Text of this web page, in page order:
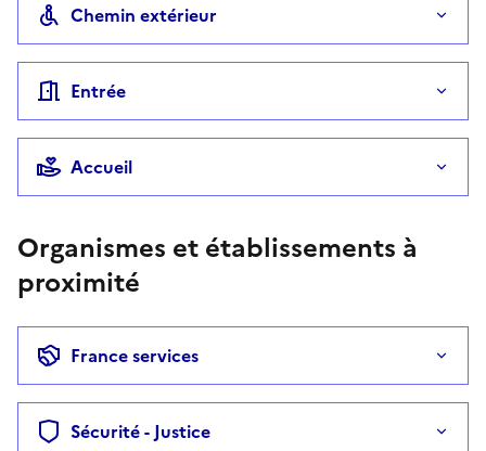
Chemin extérieur
Entrée
Accueil
Organismes et établissements à
proximité
France services
Sécurité - Justice